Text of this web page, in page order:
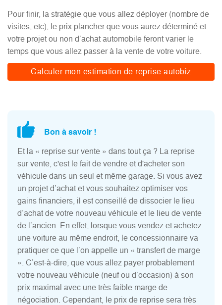
Pour finir, la stratégie que vous allez déployer (nombre de
visites, etc), le prix plancher que vous aurez déterminé et
votre projet ou non d’achat automobile feront varier le
temps que vous allez passer à la vente de votre voiture.
Calculer mon estimation de reprise autobiz
Bon à savoir !
Et la « reprise sur vente » dans tout ça ? La reprise
sur vente, c'est le fait de vendre et d'acheter son
véhicule dans un seul et même garage. Si vous avez
un projet d’achat et vous souhaitez optimiser vos
gains financiers, il est conseillé de dissocier le lieu
d’achat de votre nouveau véhicule et le lieu de vente
de l’ancien. En effet, lorsque vous vendez et achetez
une voiture au même endroit, le concessionnaire va
pratiquer ce que l’on appelle un « transfert de marge
». C’est-à-dire, que vous allez payer probablement
votre nouveau véhicule (neuf ou d’occasion) à son
prix maximal avec une très faible marge de
négociation. Cependant, le prix de reprise sera très